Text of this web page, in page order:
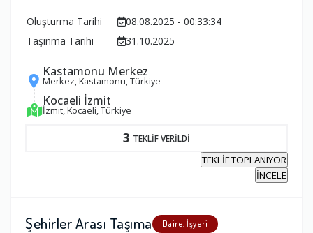
Oluşturma Tarihi
08.08.2025 - 00:33:34
Taşınma Tarihi
31.10.2025
Kastamonu Merkez
Merkez, Kastamonu, Türkiye
Kocaeli İzmit
İzmit, Kocaeli, Türkiye
3 TEKLİF VERİLDİ
TEKLİF TOPLANIYOR
İNCELE
Şehirler Arası Taşıma Daire, İşyeri